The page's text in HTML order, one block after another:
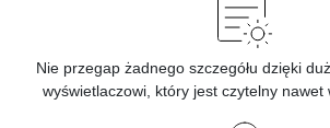
Nie przegap żadnego szczegółu dzięki
wyświetlaczowi, który jest czytelny nawet